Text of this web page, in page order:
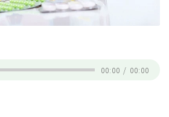
00:00 / 00:00